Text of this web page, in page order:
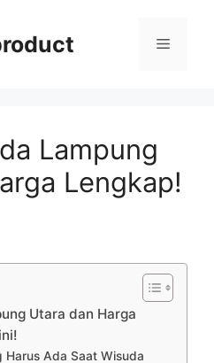
Menu
Lampung
Lengkap!
Utara dan Harga
Ada Saat Wisuda